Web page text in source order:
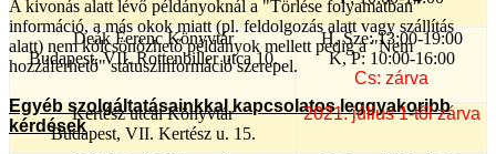
A kivonás alatt lévő példányoknál a "Törlése folyamatban"
információ, a más okok miatt (pl. feldolgozás alatt vagy szállítás
alatt) nem kölcsönözhető példányok mellett pedig a "Nem
hozzáférhető" státuszinformáció szerepel.
Egyéb szolgáltatásainkkal kapcsolatos leggyakoribb
kérdések
Deák Ferenc Könyvtár
Budapest, VII. Rottenbiller utca 10.
H, Sze: 13:00-19:00
K, P: 10:00-16:00
Cs: zárva
Kertész utcai Könyvtár
Budapest, VII. Kertész u. 15.
2021. július 1-től zárva